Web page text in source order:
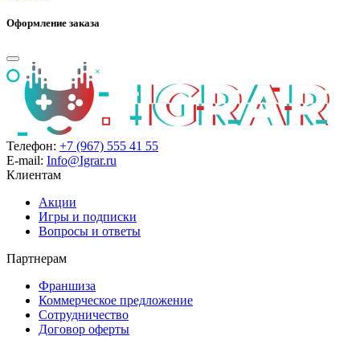
Оформление заказа
Телефон: +7 (967) 555 41 55
E-mail: Info@Igrar.ru
Клиентам
Акции
Игры и подписки
Вопросы и ответы
Партнерам
Франшиза
Коммерческое предложение
Сотрудничество
Договор оферты